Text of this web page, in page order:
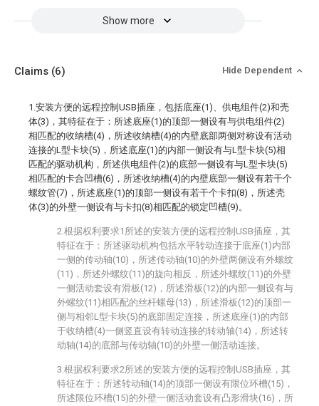
Show more
Claims (6) Hide Dependent
1.安装方便的远程控制USB插座，包括底座(1)、供电组件(2)和壳
体(3)，其特征在于：所述底座(1)的顶部一侧设有与供电组件(2)
相匹配的收纳槽(4)，所述收纳槽(4)的内壁底部两侧对称设有活动
连接的L型卡块(5)，所述底座(1)的内部一侧设有与L型卡块(5)相
匹配的驱动机构，所述供电组件(2)的底部一侧设有与L型卡块(5)
相匹配的卡合凹槽(6)，所述收纳槽(4)的内壁底部一侧设有若干个
螺纹管(7)，所述底座(1)的顶部一侧设有若干个卡扣(8)，所述壳
体(3)的外壁一侧设有与卡扣(8)相匹配的锁定凹槽(9)。
2.根据权利要求1所述的安装方便的远程控制USB插座，其
特征在于：所述驱动机构包括水平转动连接于底座(1)内部
一侧的传动轴(10)，所述传动轴(10)的外壁两侧设有外螺纹
(11)，所述外螺纹(11)的旋向相反，所述外螺纹(11)的外壁
一侧活动套设有滑板(12)，所述滑板(12)的内部一侧设有与
外螺纹(11)相匹配的丝杆螺母(13)，所述滑板(12)的顶部一
侧与相邻L型卡块(5)的底部固定连接，所述底座(1)的内部
于收纳槽(4)一侧竖直设有转动连接的转动轴(14)，所述转
动轴(14)的底部与传动轴(10)的外壁一侧活动连接。
3.根据权利要求2所述的安装方便的远程控制USB插座，其
特征在于：所述转动轴(14)的顶部一侧设有限位环槽(15)，
所述限位环槽(15)的外壁一侧活动套设有凸形滑块(16)，所